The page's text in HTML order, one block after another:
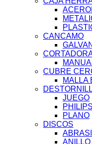
CANCAMO
CUBRE
MALLA
JUEGO
PHILIPS
PLANO
DISCOS